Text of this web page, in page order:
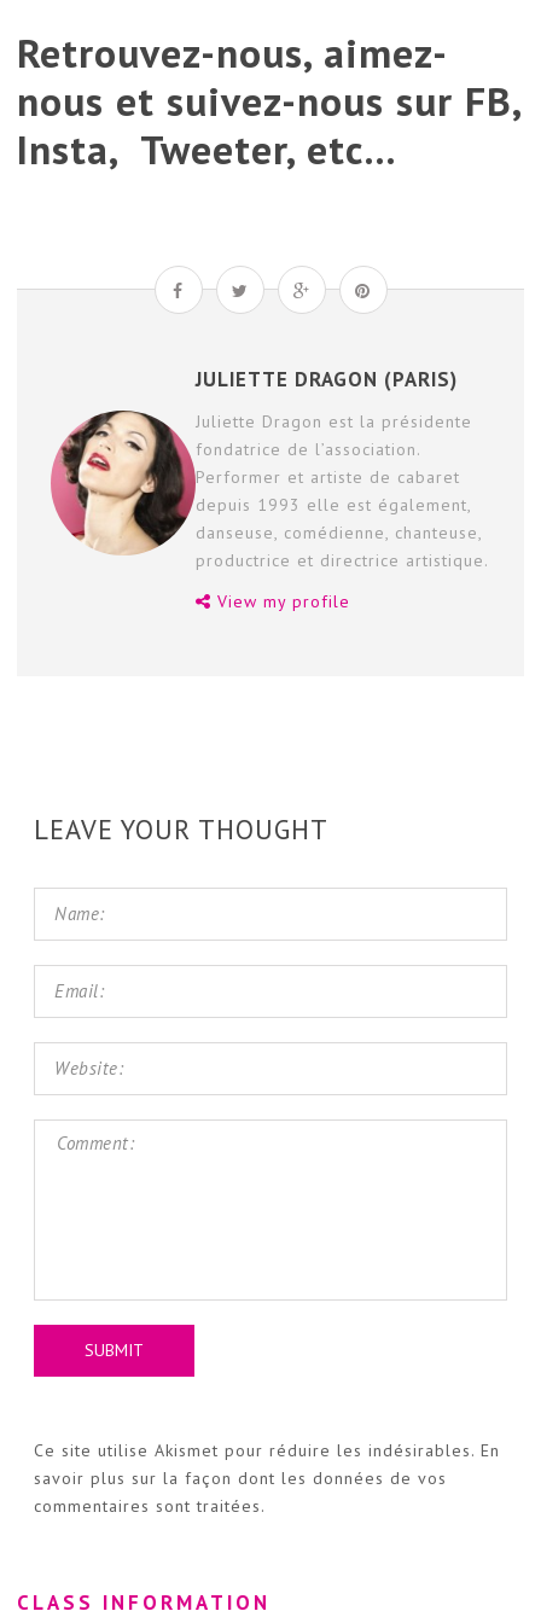
Retrouvez-nous, aimez-
nous et suivez-nous sur FB,
Insta, Tweeter, etc…
JULIETTE DRAGON (PARIS)
Juliette Dragon est la présidente
fondatrice de l’association.
Performer et artiste de cabaret
depuis 1993 elle est également,
danseuse, comédienne, chanteuse,
productrice et directrice artistique.
View my profile
LEAVE YOUR THOUGHT
Ce site utilise Akismet pour réduire les indésirables. En
savoir plus sur la façon dont les données de vos
commentaires sont traitées.
CLASS INFORMATION